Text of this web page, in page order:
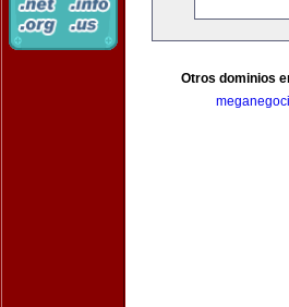
Otros dominios